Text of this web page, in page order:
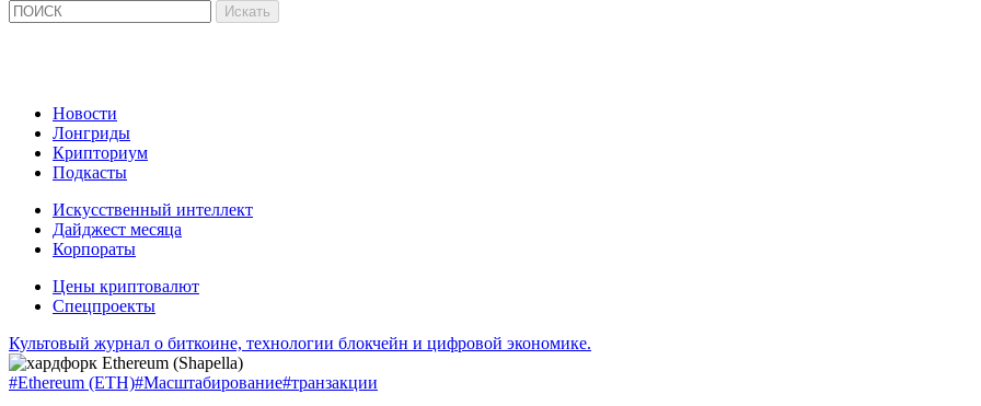
Новости
Лонгриды
Крипториум
Подкасты
Искусственный интеллект
Дайджест месяца
Корпораты
Цены криптовалют
Спецпроекты
Культовый журнал о биткоине, технологии блокчейн и цифровой экономике.
#Ethereum (ETH)#Масштабирование#транзакции